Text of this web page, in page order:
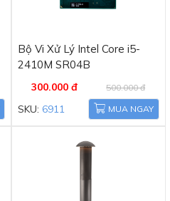
Bộ Vi Xử Lý Intel Core i5-
2410M SR04B
300.000 đ 500.000 đ
SKU: 6911 MUA NGAY